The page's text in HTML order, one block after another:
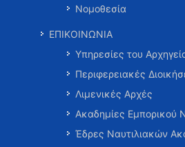
Νομοθεσία
ΕΠΙΚΟΙΝΩΝΙΑ
Υπηρεσίες του
Περιφερειακές
Λιμενικές Αρχές
Ακαδημίες Εμπορικού
Έδρες Ναυτιλιακών